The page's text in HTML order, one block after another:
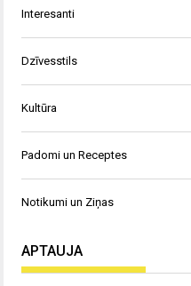
Interesanti
Dzīvesstils
Kultūra
Padomi un Receptes
Notikumi un Ziņas
APTAUJA